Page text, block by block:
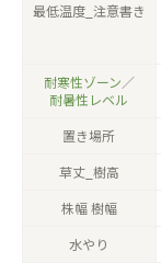
最低温度_注意書き
耐寒性ゾーン／
耐暑性レベル
置き場所
草丈_樹高
株幅 樹幅
水やり